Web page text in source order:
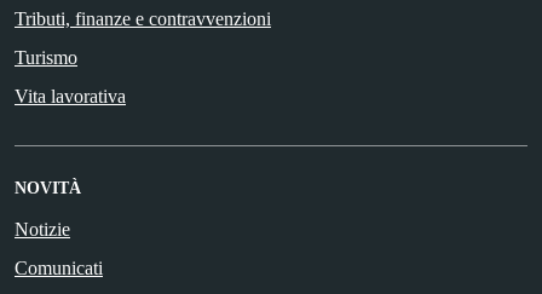
Tributi, finanze e contravvenzioni
Turismo
Vita lavorativa
NOVITÀ
Notizie
Comunicati